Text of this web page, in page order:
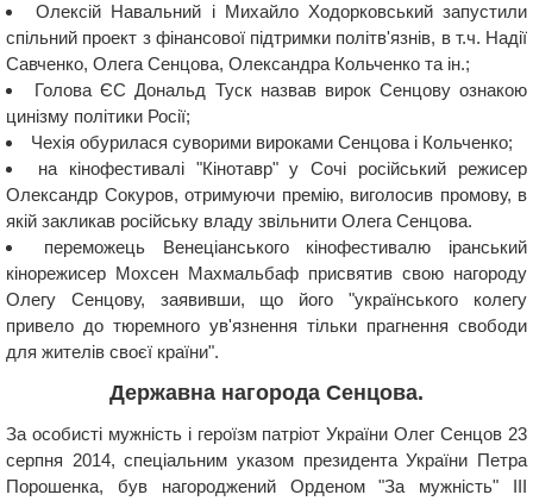
Олексій Навальний і Михайло Ходорковський запустили
спільний проект з фінансової підтримки політв'язнів, в т.ч. Надії
Савченко, Олега Сенцова, Олександра Кольченко та ін.;
Голова ЄС Дональд Туск назвав вирок Сенцову ознакою
цинізму політики Росії;
Чехія обурилася суворими вироками Сенцова і Кольченко;
на кінофестивалі "Кінотавр" у Сочі російський режисер
Олександр Сокуров, отримуючи премію, виголосив промову, в
якій закликав російську владу звільнити Олега Сенцова.
переможець Венеціанського кінофестивалю іранський
кінорежисер Мохсен Махмальбаф присвятив свою нагороду
Олегу Сенцову, заявивши, що його "українського колегу
привело до тюремного ув'язнення тільки прагнення свободи
для жителів своєї країни".
Державна нагорода Сенцова.
За особисті мужність і героїзм патріот України Олег Сенцов 23
серпня 2014, спеціальним указом президента України Петра
Порошенка, був нагороджений Орденом "За мужність" III